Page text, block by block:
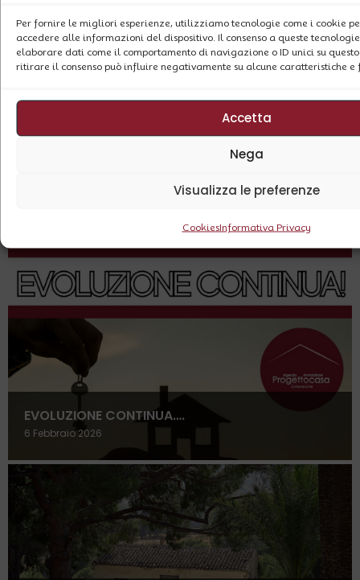
Per fornire le migliori esperienze, utilizziamo tecnologie come i cookie
accedere alle informazioni del dispositivo. Il consenso a queste
elaborare dati come il comportamento di navigazione o ID unici su questo
ritirare il consenso può influire negativamente su alcune caratteristiche e
Accetta
Nega
Visualizza le preferenze
CookiesInformativa Privacy
CONCENTRATI SUL PRESENTE, PROIETTATI SUL
EVOLUZIONE CONTINUA….
6 Febbraio 2026